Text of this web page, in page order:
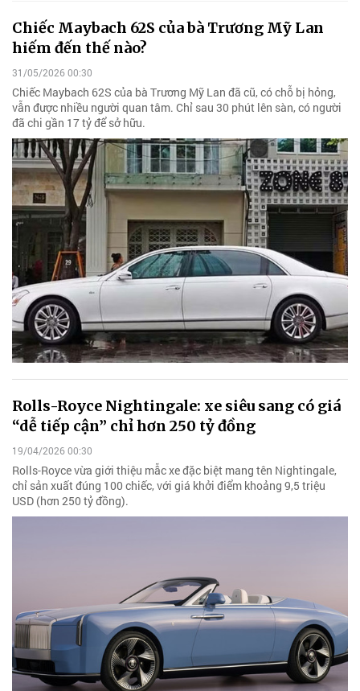
Chiếc Maybach 62S của bà Trương Mỹ Lan
hiếm đến thế nào?
31/05/2026 00:30
Chiếc Maybach 62S của bà Trương Mỹ Lan đã cũ, có chỗ bị hỏng,
vẫn được nhiều người quan tâm. Chỉ sau 30 phút lên sàn, có người
đã chi gần 17 tỷ để sở hữu.
Rolls-Royce Nightingale: xe siêu sang có giá
“dễ tiếp cận” chỉ hơn 250 tỷ đồng
19/04/2026 00:30
Rolls-Royce vừa giới thiệu mẫc xe đặc biệt mang tên Nightingale,
chỉ sản xuất đúng 100 chiếc, với giá khởi điểm khoảng 9,5 triệu
USD (hơn 250 tỷ đồng).